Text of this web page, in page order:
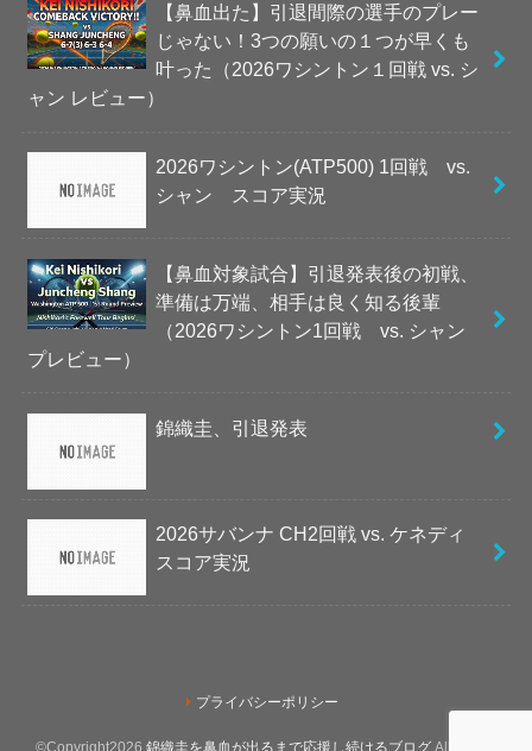
【鼻血出た】引退間際の選手のプレー
じゃない！3つの願いの１つが早くも
叶った（2026ワシントン１回戦 vs. シ
ャン レビュー）
2026ワシントン(ATP500) 1回戦 vs.
シャン スコア実況
【鼻血対象試合】引退発表後の初戦、
準備は万端、相手は良く知る後輩
（2026ワシントン1回戦 vs. シャン
プレビュー）
錦織圭、引退発表
2026サバンナ CH2回戦 vs. ケネディ
スコア実況
プライバシーポリシー
©Copyright2026 錦織圭を鼻血が出るまで応援し続けるブログ .All Rights